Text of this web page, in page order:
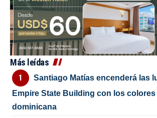
Más leídas
Santiago Matías encenderá las
Empire State Building con los
dominicana